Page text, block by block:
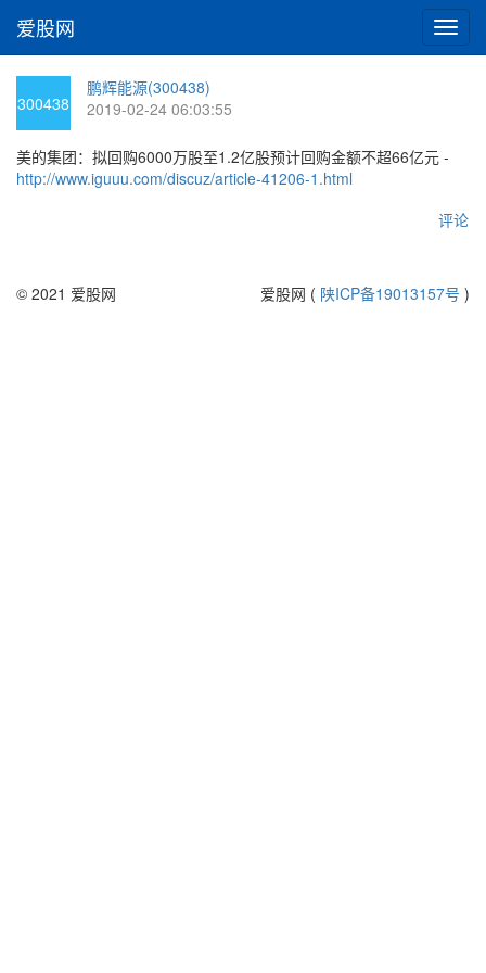
切
换
爱股网
300438
鹏辉能源(300438)
2019-02-24 06:03:55
美的集团：拟回购6000万股至1.2亿股预计回购金额不超66亿元 -
http://www.iguuu.com/discuz/article-41206-1.html
评论
© 2021 爱股网 爱股网 ( 陕ICP备19013157号 )